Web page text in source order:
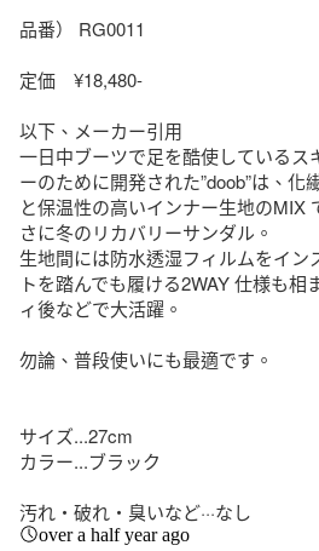
品番） RG0011
定価　¥18,480-
以下、メーカー引用
一日中ブーツで足を酷使しているス
ーのために開発された”doob”は、化
と保温性の高いインナー生地のMIX
さに冬のリカバリーサンダル。
生地間には防水透湿フィルムをイン
トを踏んでも履ける2WAY 仕様も相
ィ後などで大活躍。
勿論、普段使いにも最適です。
サイズ...27cm
カラー...ブラック
汚れ・破れ・臭いなど···なし
over a half year ago